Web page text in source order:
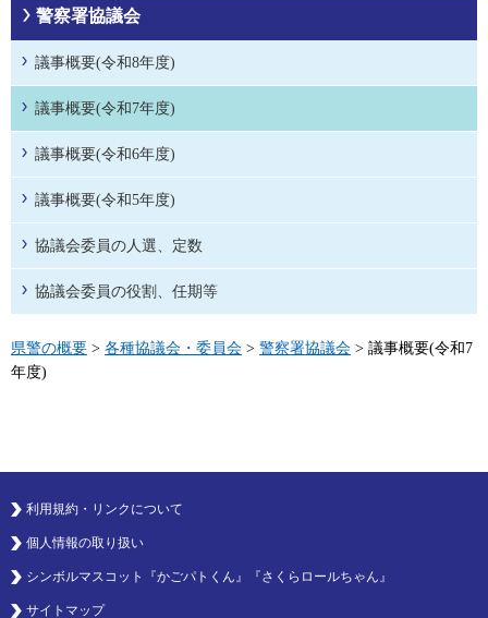
警察署協議会
議事概要(令和8年度)
議事概要(令和7年度)
議事概要(令和6年度)
議事概要(令和5年度)
協議会委員の人選、定数
協議会委員の役割、任期等
県警の概要 > 各種協議会・委員会 > 警察署協議会 > 議事概要(令和7
年度)
利用規約・リンクについて
個人情報の取り扱い
シンボルマスコット『かごパトくん』『さくらロールちゃん』
サイトマップ